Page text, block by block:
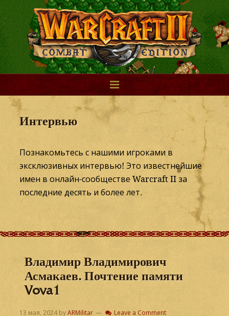
Интервью
Познакомьтесь с нашими игроками в
эксклюзивных интервью! Это известнейшие
имен в онлайн-сообществе Warcraft II за
последние десять и более лет.
Владимир Владимирович
Асмакаев. Почтение памяти
Vova1
13 мая, 2024byARMilitar Leave a Comment